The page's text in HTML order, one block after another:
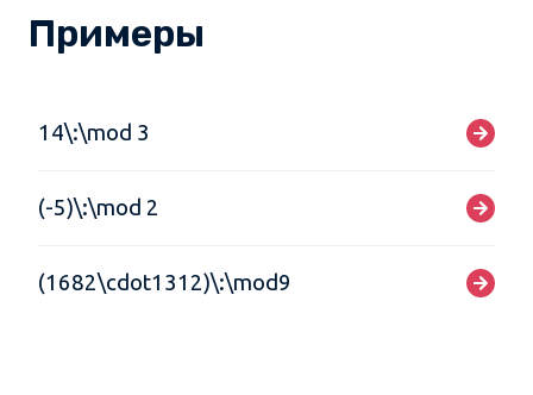
Примеры
14\:\mod 3
(-5)\:\mod 2
(1682\cdot1312)\:\mod9